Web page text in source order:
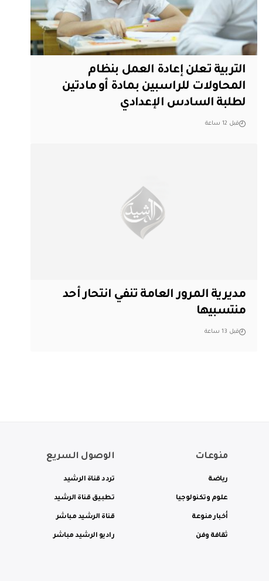
التربية تعلن إعادة العمل بنظام
المحاولات للراسبين بمادة أو مادتين
لطلبة السادس الإعدادي
قبل 12 ساعة
مديرية المرور العامة تنفي انتحار أحد
منتسبيها
قبل 13 ساعة
منوعات
رياضة
علوم وتكنولوجيا
أخبار منوعة
ثقافة وفن
الوصول السريع
تردد قناة الرشيد
تطبيق قناة الرشيد
قناة الرشيد مباشر
راديو الرشيد مباشر